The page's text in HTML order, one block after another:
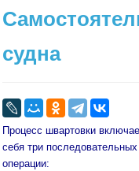
судна
Процесс швартовки
себя три последовательных
операции: